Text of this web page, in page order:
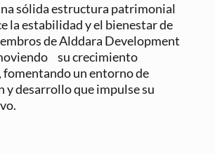
sólida estructura patrimonial
la estabilidad y el bienestar de
de Alddara Development
su crecimiento
un entorno de
y desarrollo que impulse su